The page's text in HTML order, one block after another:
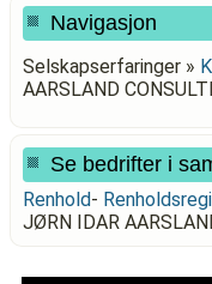
Navigasjon
Selskapserfaringer »
AARSLAND
Se bedrifter i
Renhold-
JØRN IDAR